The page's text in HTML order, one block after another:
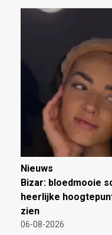
Nieuws
Bizar: bloedmooie
heerlijke
zien
06-08-2026